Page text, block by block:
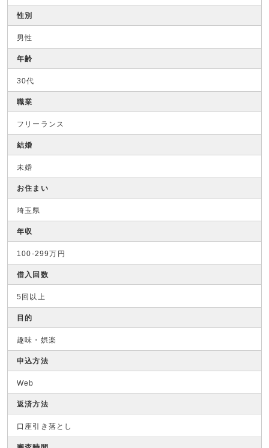
性別
男性
年齢
30代
職業
フリーランス
結婚
未婚
お住まい
埼玉県
年収
100-299万円
借入回数
5回以上
目的
趣味・娯楽
申込方法
Web
返済方法
口座引き落とし